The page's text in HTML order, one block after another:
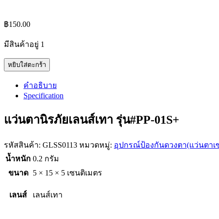
฿150.00
มีสินค้าอยู่ 1
GLSS0113
แว่นตา
นิรภัย
เลนส์
quantity
หยิบใส่ตะกร้า
คำอธิบาย
Specification
แว่นตานิรภัยเลนส์เทา รุ่น#PP-01S+
รหัสสินค้า: GLSS0113 หมวดหมู่: อุปกรณ์ป้องกันดวงตา(แว่นตาเ
น้ำหนัก 0.2 กรัม
ขนาด
5 × 15 × 5 เซนติเมตร
เลนส์ เลนส์เทา